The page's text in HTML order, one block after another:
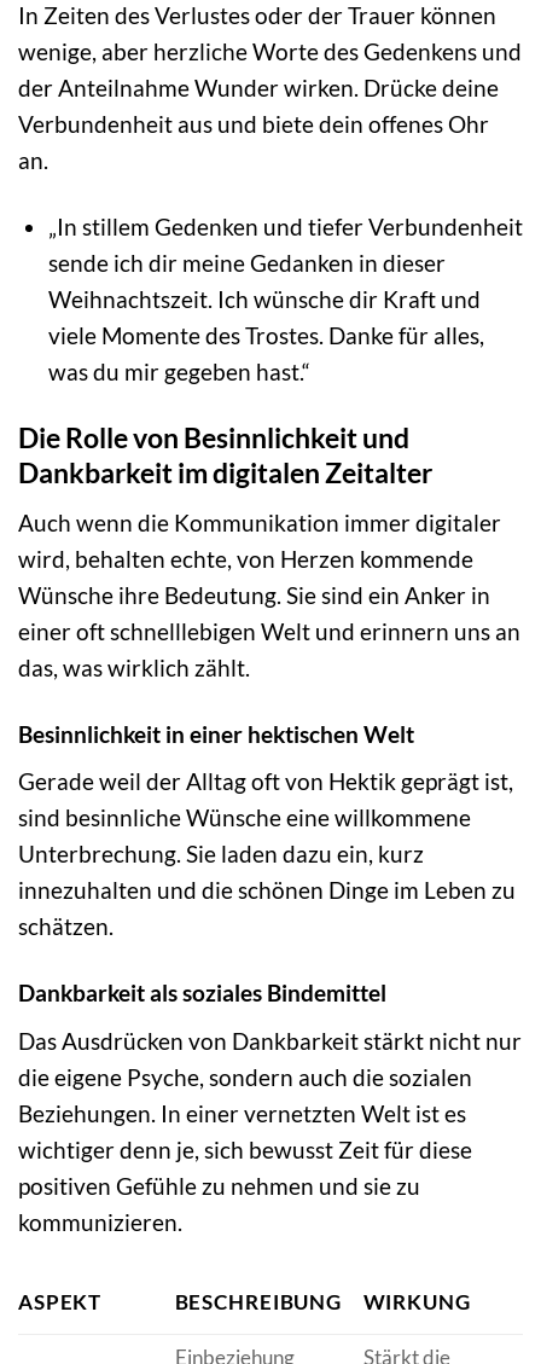
In Zeiten des Verlustes oder der Trauer können
wenige, aber herzliche Worte des Gedenkens und
der Anteilnahme Wunder wirken. Drücke deine
Verbundenheit aus und biete dein offenes Ohr
an.
„In stillem Gedenken und tiefer Verbundenheit
sende ich dir meine Gedanken in dieser
Weihnachtszeit. Ich wünsche dir Kraft und
viele Momente des Trostes. Danke für alles,
was du mir gegeben hast.“
Die Rolle von Besinnlichkeit und
Dankbarkeit im digitalen Zeitalter
Auch wenn die Kommunikation immer digitaler
wird, behalten echte, von Herzen kommende
Wünsche ihre Bedeutung. Sie sind ein Anker in
einer oft schnelllebigen Welt und erinnern uns an
das, was wirklich zählt.
Besinnlichkeit in einer hektischen Welt
Gerade weil der Alltag oft von Hektik geprägt ist,
sind besinnliche Wünsche eine willkommene
Unterbrechung. Sie laden dazu ein, kurz
innezuhalten und die schönen Dinge im Leben zu
schätzen.
Dankbarkeit als soziales Bindemittel
Das Ausdrücken von Dankbarkeit stärkt nicht nur
die eigene Psyche, sondern auch die sozialen
Beziehungen. In einer vernetzten Welt ist es
wichtiger denn je, sich bewusst Zeit für diese
positiven Gefühle zu nehmen und sie zu
kommunizieren.
ASPEKT BESCHREIBUNG WIRKUNG
Einbeziehung
Stärkt die